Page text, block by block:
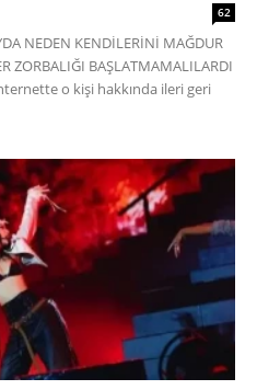
62
NEDEN KENDİLERİNİ MAĞDUR
ZORBALIĞI BAŞLATMAMALILARDI
o kişi hakkında ileri geri